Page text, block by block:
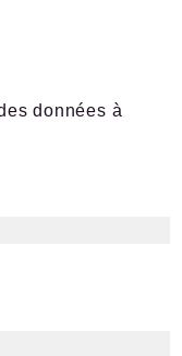
données à